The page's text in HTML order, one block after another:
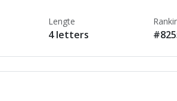
Lengte
4 letters